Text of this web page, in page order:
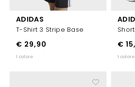
ADIDAS
T-Shirt 3 Stripe Base
€ 29,90
1 colore
€
1 colore